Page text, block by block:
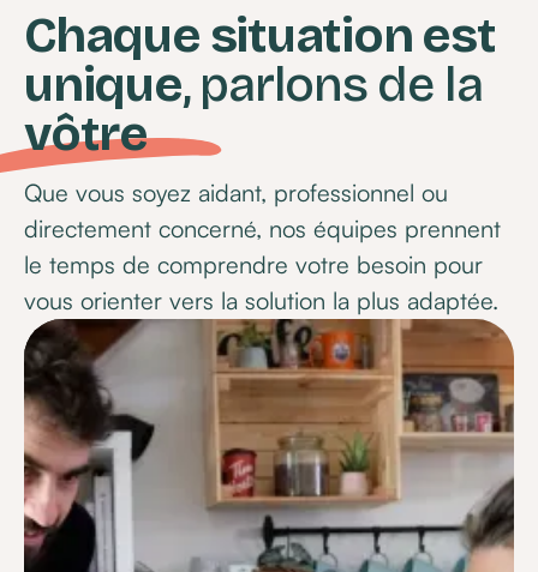
Chaque situation est
unique, parlons de la
vôtre
Que vous soyez aidant, professionnel ou
directement concerné, nos équipes prennent
le temps de comprendre votre besoin pour
vous orienter vers la solution la plus adaptée.